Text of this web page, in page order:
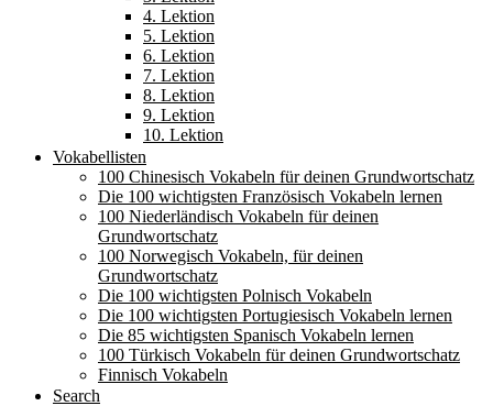
4. Lektion
5. Lektion
6. Lektion
7. Lektion
8. Lektion
9. Lektion
10. Lektion
Vokabellisten
100 Chinesisch Vokabeln für deinen Grundwortschatz
Die 100 wichtigsten Französisch Vokabeln lernen
100 Niederländisch Vokabeln für deinen
Grundwortschatz
100 Norwegisch Vokabeln, für deinen
Grundwortschatz
Die 100 wichtigsten Polnisch Vokabeln
Die 100 wichtigsten Portugiesisch Vokabeln lernen
Die 85 wichtigsten Spanisch Vokabeln lernen
100 Türkisch Vokabeln für deinen Grundwortschatz
Finnisch Vokabeln
Search